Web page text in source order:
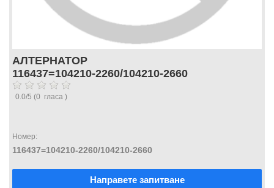
АЛТЕРНАТОР
116437=104210-2260/104210-2660
0.0/5 (0 гласа )
Номер:
116437=104210-2260/104210-2660
Направете запитване